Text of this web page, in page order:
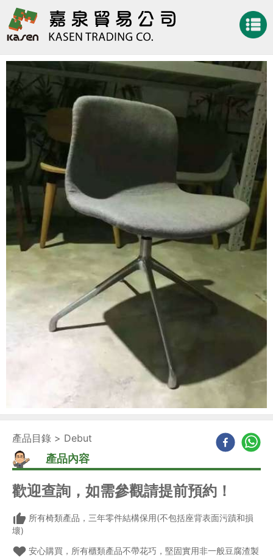
產品目錄 > Debut
產品內容
歡迎查詢，如需參觀請提前預約！
所有椅類產品，三年零件結構保用(不包括座背表面污蹟和損
壞)
安心購買，所有櫃類產品不帶花巧，堅固實用非一般豆腐渣製